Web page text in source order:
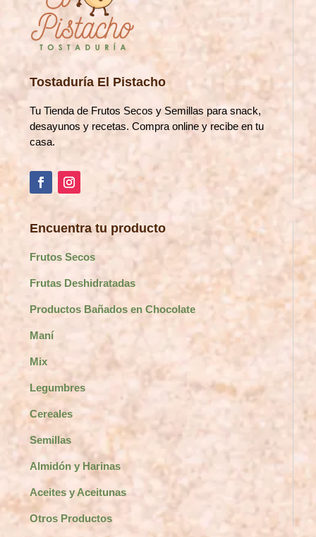
Tostaduría El Pistacho
Tu Tienda de Frutos Secos y Semillas para snack,
desayunos y recetas. Compra online y recibe en tu
casa.
Encuentra tu producto
Frutos Secos
Frutas Deshidratadas
Productos Bañados en Chocolate
Maní
Mix
Legumbres
Cereales
Semillas
Almidón y Harinas
Aceites y Aceitunas
Otros Productos